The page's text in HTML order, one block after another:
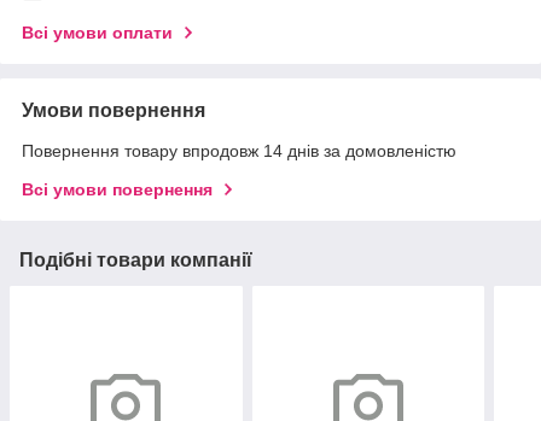
Всі умови оплати
Умови повернення
Повернення товару впродовж 14 днів за домовленістю
Всі умови повернення
Подібні товари компанії